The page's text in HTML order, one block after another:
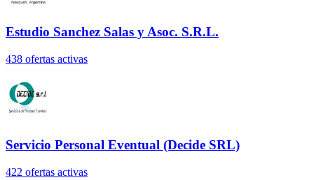
Estudio Sanchez Salas y Asoc. S.R.L.
438 ofertas activas
Servicio Personal Eventual (Decide SRL)
422 ofertas activas